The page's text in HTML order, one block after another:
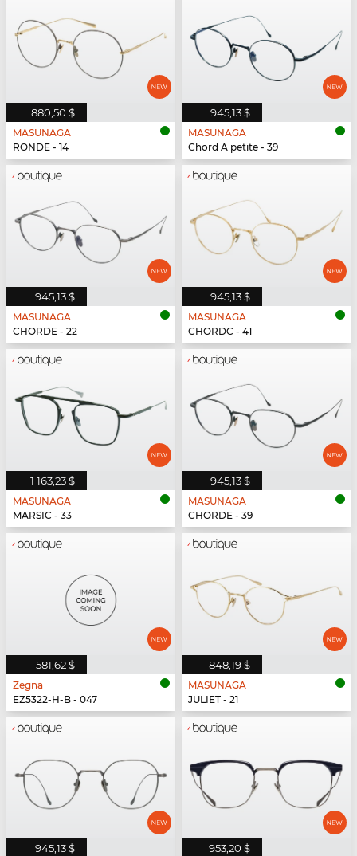
880,50 $
MASUNAGA
RONDE - 14
945,13 $
MASUNAGA
Chord A petite - 39
945,13 $
MASUNAGA
CHORDE - 22
945,13 $
MASUNAGA
CHORDC - 41
1 163,23 $
MASUNAGA
MARSIC - 33
945,13 $
MASUNAGA
CHORDE - 39
581,62 $
Zegna
EZ5322-H-B - 047
848,19 $
MASUNAGA
JULIET - 21
945,13 $ 953,20 $